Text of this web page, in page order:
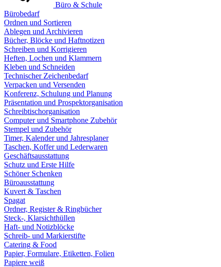
Büro & Schule
Bürobedarf
Ordnen und Sortieren
Ablegen und Archivieren
Bücher, Blöcke und Haftnotizen
Schreiben und Korrigieren
Heften, Lochen und Klammern
Kleben und Schneiden
Technischer Zeichenbedarf
Verpacken und Versenden
Konferenz, Schulung und Planung
Präsentation und Prospektorganisation
Schreibtischorganisation
Computer und Smartphone Zubehör
Stempel und Zubehör
Timer, Kalender und Jahresplaner
Taschen, Koffer und Lederwaren
Geschäftsausstattung
Schutz und Erste Hilfe
Schöner Schenken
Büroausstattung
Kuvert & Taschen
Spagat
Ordner, Register & Ringbücher
Steck-, Klarsichthüllen
Haft- und Notizblöcke
Schreib- und Markierstifte
Catering & Food
Papier, Formulare, Etiketten, Folien
Papiere weiß